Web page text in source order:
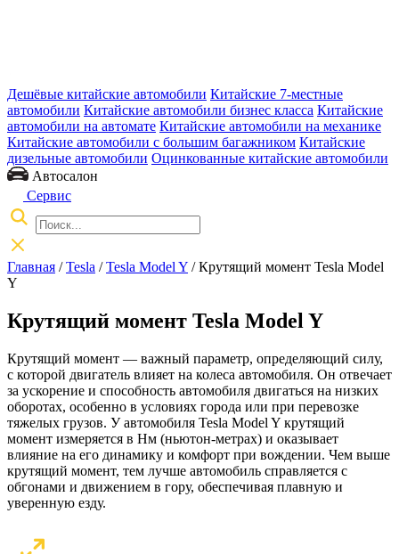
Дешёвые китайские автомобили Китайские 7-местные
автомобили Китайские автомобили бизнес класса Китайские
автомобили на автомате Китайские автомобили на механике
Китайские автомобили с большим багажником Китайские
дизельные автомобили Оцинкованные китайские автомобили
Автосалон
Сервис
Главная /Tesla /Tesla Model Y / Крутящий момент Tesla Model
Y
Крутящий момент Tesla Model Y
Крутящий момент — важный параметр, определяющий силу,
с которой двигатель влияет на колеса автомобиля. Он отвечает
за ускорение и способность автомобиля двигаться на низких
оборотах, особенно в условиях города или при перевозке
тяжелых грузов. У автомобиля Tesla Model Y крутящий
момент измеряется в Нм (ньютон-метрах) и оказывает
влияние на его динамику и комфорт при вождении. Чем выше
крутящий момент, тем лучше автомобиль справляется с
обгонами и движением в гору, обеспечивая плавную и
уверенную езду.